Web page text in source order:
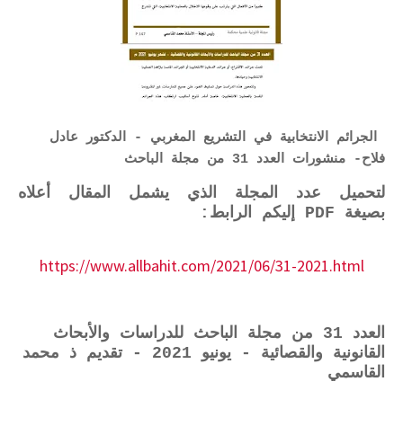
الجرائم الانتخابية في التشريع المغربي - الدكتور عادل
فلاح- منشورات العدد 31 من مجلة الباحث
لتحميل عدد المجلة الذي يشمل المقال أعلاه
بصيغة PDF إليكم الرابط:
https://www.allbahit.com/2021/06/31-2021.html
العدد 31 من مجلة الباحث للدراسات والأبحاث
القانونية والقصائية - يونيو 2021 - تقديم ذ محمد
القاسمي